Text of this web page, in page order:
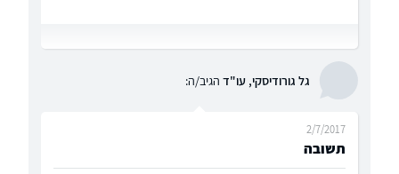
גל גורודיסקי, עו"ד הגיב/ה:
תשובה
2/7/2017